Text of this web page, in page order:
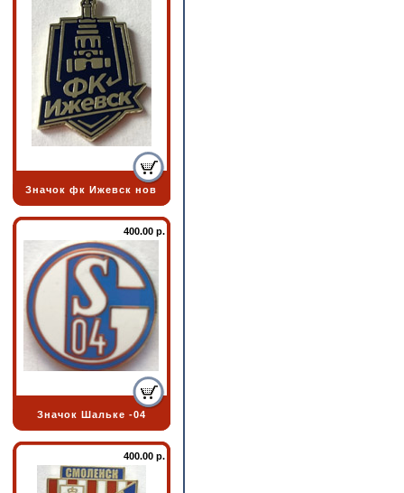
Значок фк Ижевск нов
400.00 р.
Значок Шальке -04
400.00 р.